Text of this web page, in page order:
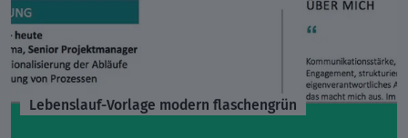
Lebenslauf-Vorlage modern flaschengrün